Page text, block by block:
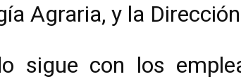
Agraria, y la
sigue con los